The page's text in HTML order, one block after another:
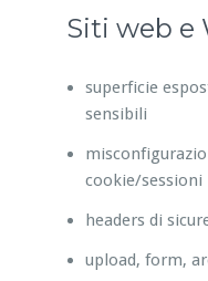
Siti web e
superficie
sensibili
cookie/sessioni
headers di
upload, form,